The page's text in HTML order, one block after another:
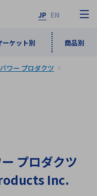
JP EN
ーケット別 商品別
宇宙・防衛
検査・分析機器
や行
ワー プロダクツ
プロダクツ
Inc.